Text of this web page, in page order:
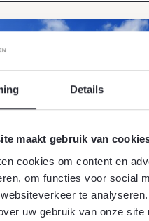
Details
maakt gebruik van
cookies om content en
om functies voor social
te
uw gebruik van onze site